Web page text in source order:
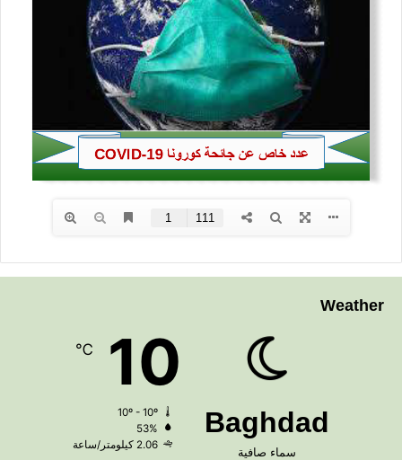
Weather
Baghdad
سماء صافية
10
℃
53%
2.06 كيلومتر/ساعة